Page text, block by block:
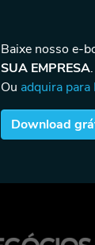
Baixe nosso e-
SUA EMPRESA.
Ou adquira
Download